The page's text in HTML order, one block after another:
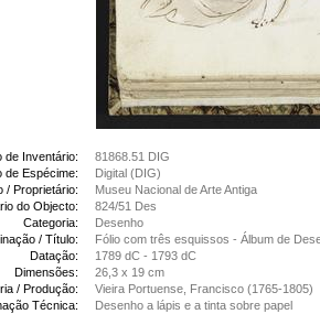
de Inventário:
81868.51 DIG
de Espécime:
Digital (DIG)
/ Proprietário:
Museu Nacional de Arte Antiga
do Objecto:
824/51 Des
Categoria:
Desenho
/ Título:
Fólio com três esquissos - Álbum de
Datação:
1789 dC - 1793 dC
Dimensões:
26,3 x 19 cm
/ Produção:
Vieira Portuense, Francisco (1765-1805)
Técnica:
Desenho a lápis e a tinta sobre papel